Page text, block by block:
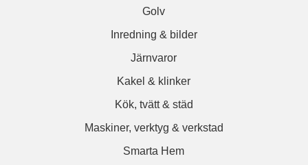
Golv
Inredning & bilder
Järnvaror
Kakel & klinker
Kök, tvätt & städ
Maskiner, verktyg & verkstad
Smarta Hem